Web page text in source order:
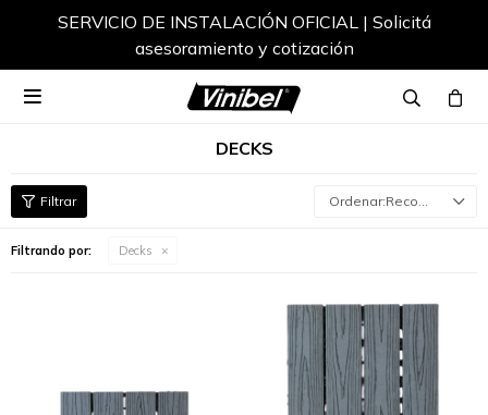
SERVICIO DE INSTALACIÓN OFICIAL | Solicitá
asesoramiento y cotización

DECKS
Recomendados
Filtrando por: Decks